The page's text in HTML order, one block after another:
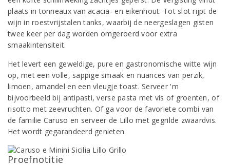
plaats in tonneaux van acacia- en eikenhout. Tot slot rijpt de
wijn in roestvrijstalen tanks, waarbij de neergeslagen gisten
twee keer per dag worden omgeroerd voor extra
smaakintensiteit.
Het levert een geweldige, pure en gastronomische witte wijn
op, met een volle, sappige smaak en nuances van perzik,
limoen, amandel en een vleugje toast. Serveer 'm
bijvoorbeeld bij antipasti, verse pasta met vis of groenten, of
risotto met zeevruchten. Of ga voor de favoriete combi van
de familie Caruso en serveer de Lillo met gegrilde zwaardvis.
Het wordt gegarandeerd genieten.
Proefnotitie